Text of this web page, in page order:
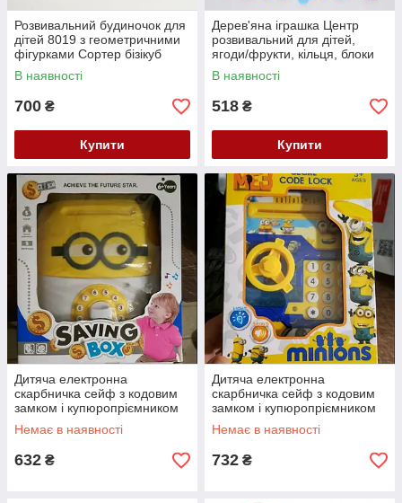
Розвивальний будиночок для
дітей 8019 з геометричними
фігурками Сортер бізікуб
Розвивальна іграшка
В наявності
700 ₴
Купити
Дерев'яна іграшка Центр
розвивальний для дітей,
ягоди/фрукти, кільця, блоки
Дитячий сортер
В наявності
518 ₴
Купити
Дитяча електронна
скарбничка сейф з кодовим
замком і купюропріємником
Міньйон
Немає в наявності
632 ₴
Дитяча електронна
скарбничка сейф з кодовим
замком і купюропріємником
Міньйони
Немає в наявності
732 ₴